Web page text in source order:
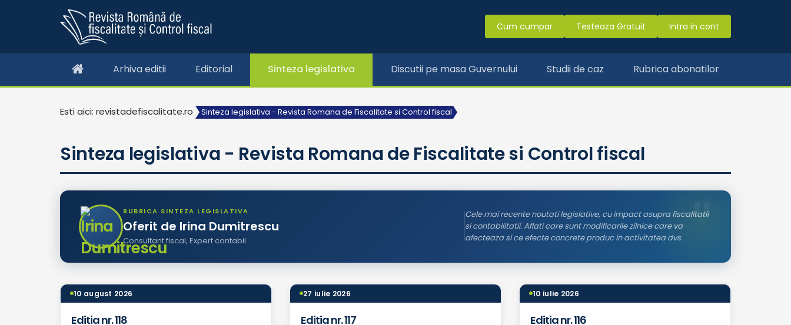
Cum cumpar Testeaza Gratuit Intra in cont
Arhiva editii Editorial Sinteza legislativa Discutii pe masa Guvernului Studii de caz Rubrica abonatilor
Esti aici: revistadefiscalitate.ro Sinteza legislativa - Revista Romana de Fiscalitate si Control fiscal
Sinteza legislativa - Revista Romana de Fiscalitate si Control fiscal
RUBRICA SINTEZA LEGISLATIVA
Oferit de Irina Dumitrescu
Consultant fiscal, Expert contabil
Cele mai recente noutati legislative, cu impact asupra fiscalitatii
si contabilitatii. Aflati care sunt modificarile zilnice care va
afecteaza si ce efecte concrete produc in activitatea dvs.
10 august 2026
Editia nr. 118
27 iulie 2026
Editia nr. 117
10 iulie 2026
Editia nr. 116